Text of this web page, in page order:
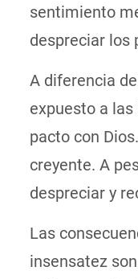
sentimiento
despreciar los
A diferencia
expuesto a
pacto con
creyente. A
despreciar y
Las
insensatez